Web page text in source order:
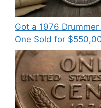
Got a 1976
One Sold for